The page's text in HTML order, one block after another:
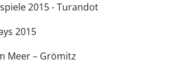
2015 - Turandot
2015
Meer – Grömitz